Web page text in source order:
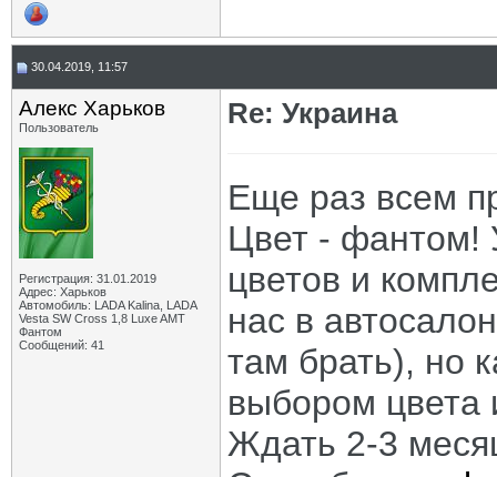
30.04.2019, 11:57
Алекс Харьков
Пользователь
Регистрация: 31.01.2019
Адрес: Харьков
Автомобиль: LADA Kalina, LADA
Vesta SW Cross 1,8 Luxe AMT
Фантом
Сообщений: 41
Re: Украина
Еще раз всем
Цвет - фантом!
цветов и
нас в
там брать), но
выбором цвета
Ждать 2-3